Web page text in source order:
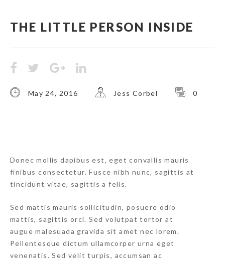
THE LITTLE PERSON INSIDE
May 24, 2016 Jess Corbel 0
Donec mollis dapibus est, eget convallis mauris
finibus consectetur. Fusce nibh nunc, sagittis at
tincidunt vitae, sagittis a felis.
Sed mattis mauris sollicitudin, posuere odio
mattis, sagittis orci. Sed volutpat tortor at
augue malesuada gravida sit amet nec lorem.
Pellentesque dictum ullamcorper urna eget
venenatis. Sed velit turpis, accumsan ac